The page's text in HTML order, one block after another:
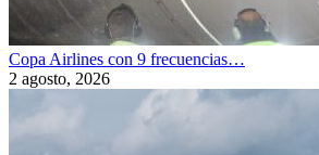
Copa Airlines con 9 frecuencias…
2 agosto, 2026